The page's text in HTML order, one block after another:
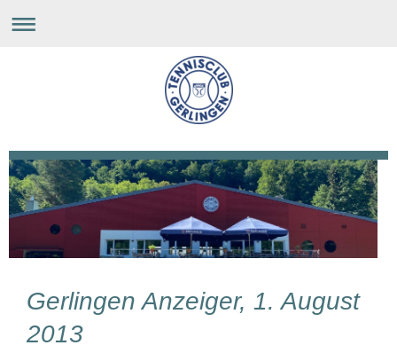
Gerlingen Anzeiger, 1. August
2013